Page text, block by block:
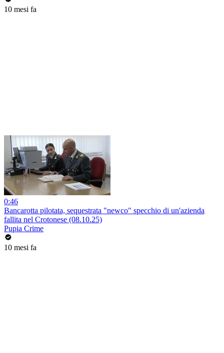
10 mesi fa
0:46
Bancarotta pilotata, sequestrata "newco" specchio di un'azienda
fallita nel Crotonese (08.10.25)
Pupia Crime
10 mesi fa